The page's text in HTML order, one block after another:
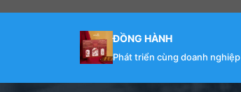
ĐỒNG HÀNH
Phát triển cùng doanh nghiệp